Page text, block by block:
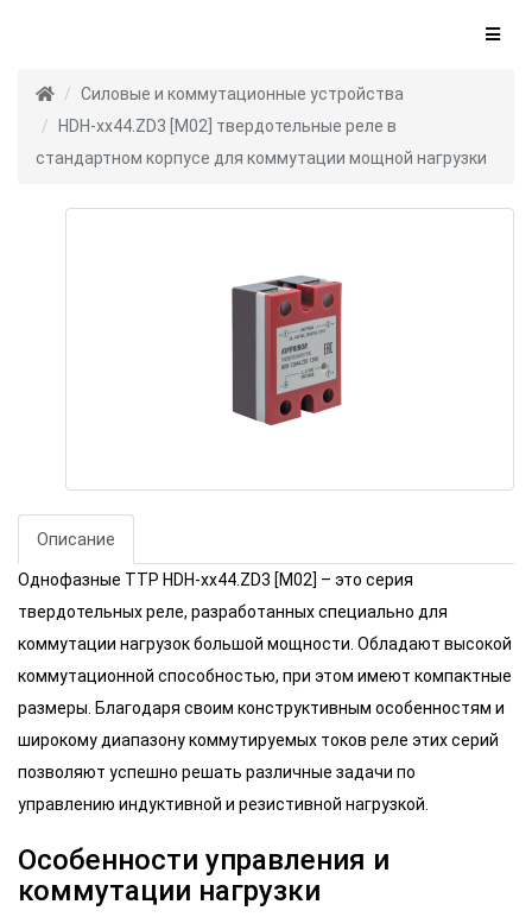
Силовые и коммутационные устройства
HDH-xx44.ZD3 [M02] твердотельные реле в
стандартном корпусе для коммутации мощной нагрузки
Описание
Однофазные ТТР HDH-xx44.ZD3 [M02] – это серия
твердотельных реле, разработанных специально для
коммутации нагрузок большой мощности. Обладают высокой
коммутационной способностью, при этом имеют компактные
размеры. Благодаря своим конструктивным особенностям и
широкому диапазону коммутируемых токов реле этих серий
позволяют успешно решать различные задачи по
управлению индуктивной и резистивной нагрузкой.
Особенности управления и
коммутации нагрузки